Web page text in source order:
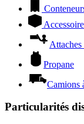
Attaches
Propane
Camions
Particularités